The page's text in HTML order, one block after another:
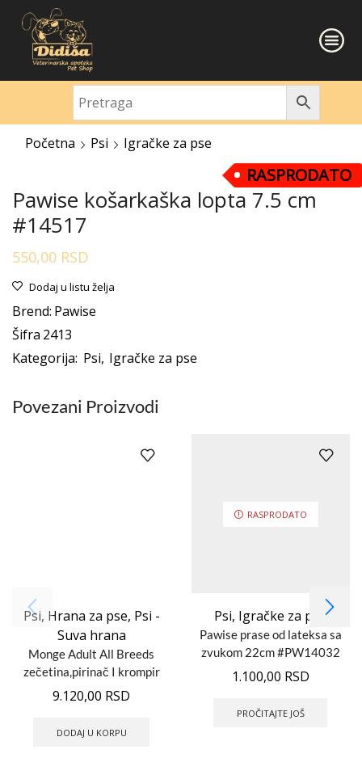
Početna Psi Igračke za pse
RASPRODATO
Pawise košarkaška lopta 7.5 cm
#14517
550,00 RSD
Dodaj u listu želja
Brend: Pawise
Šifra 2413
Kategorija: Psi, Igračke za pse
Povezani Proizvodi
Psi, Hrana za pse, Psi -
Suva hrana
Monge Adult All Breeds
zečetina,pirinač I krompir
12kg
9.120,00 RSD
DODAJ U KORPU
RASPRODATO
Psi, Igračke za pse
Pawise prase od lateksa sa
zvukom 22cm #PW14032
1.100,00 RSD
PROČITAJTE JOŠ